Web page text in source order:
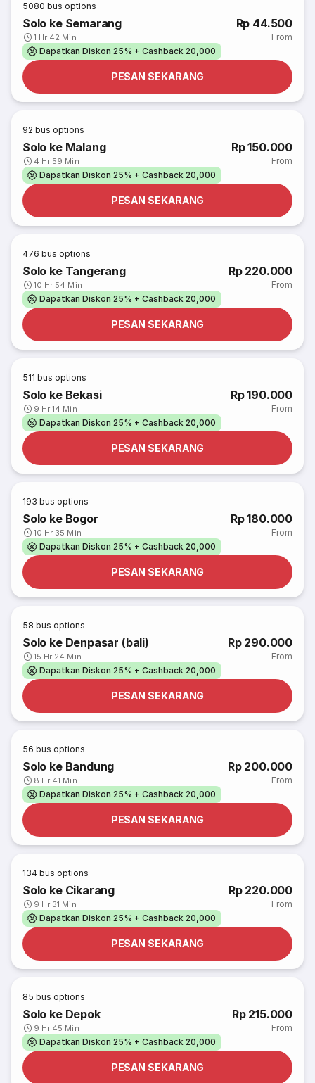
5080 bus options
Solo ke Semarang
1 Hr 42 Min
Rp 44.500
From
Dapatkan Diskon 25% + Cashback 20,000
PESAN SEKARANG
92 bus options
Solo ke Malang
4 Hr 59 Min
Rp 150.000
From
Dapatkan Diskon 25% + Cashback 20,000
PESAN SEKARANG
476 bus options
Solo ke Tangerang
10 Hr 54 Min
Rp 220.000
From
Dapatkan Diskon 25% + Cashback 20,000
PESAN SEKARANG
511 bus options
Solo ke Bekasi
9 Hr 14 Min
Rp 190.000
From
Dapatkan Diskon 25% + Cashback 20,000
PESAN SEKARANG
193 bus options
Solo ke Bogor
10 Hr 35 Min
Rp 180.000
From
Dapatkan Diskon 25% + Cashback 20,000
PESAN SEKARANG
58 bus options
Solo ke Denpasar (bali)
15 Hr 24 Min
Rp 290.000
From
Dapatkan Diskon 25% + Cashback 20,000
PESAN SEKARANG
56 bus options
Solo ke Bandung
8 Hr 41 Min
Rp 200.000
From
Dapatkan Diskon 25% + Cashback 20,000
PESAN SEKARANG
134 bus options
Solo ke Cikarang
9 Hr 31 Min
Rp 220.000
From
Dapatkan Diskon 25% + Cashback 20,000
PESAN SEKARANG
85 bus options
Solo ke Depok
9 Hr 45 Min
Rp 215.000
From
Dapatkan Diskon 25% + Cashback 20,000
PESAN SEKARANG